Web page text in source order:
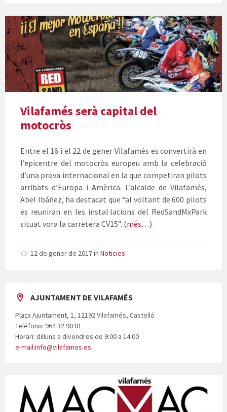
Cartell
del
motocròs
a
Vilafamés
Vilafamés serà capital del
motocròs
Entre el 16 i el 22 de gener Vilafamés es convertirà en
l’epicentre del motocròs europeu amb la celebració
d’una prova internacional en la que competiran pilots
arribats d’Europa i Amèrica. L’alcalde de Vilafamés,
Abel Ibáñez, ha destacat que “al voltant de 600 pilots
es reuniran en les instal·lacions del RedSandMxPark
situat vora la carretera CV15”. (més…)
12 de gener de 2017in Noticies
AJUNTAMENT DE VILAFAMÉS
Plaça Ajuntament, 1, 12192 Vilafamés, Castelló
Teléfono: 964 32 90 01
Horari: dilluns a divendres de 9:00 a 14:00
e-mail:info@vilafames.es